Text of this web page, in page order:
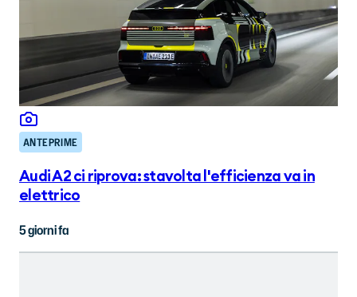
ANTEPRIME
Audi A2 ci riprova: stavolta l'efficienza va in
elettrico
5 giorni fa